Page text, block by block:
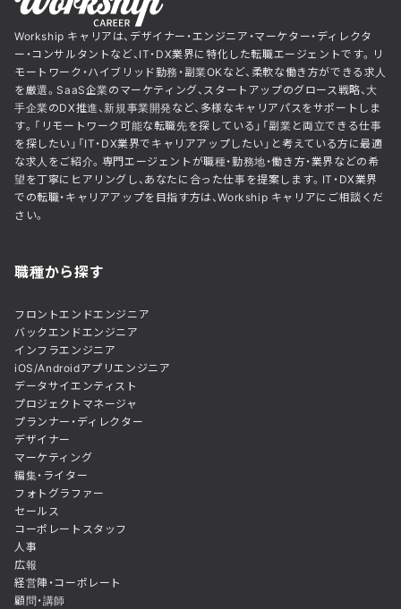
Workship キャリアは、デザイナー・エンジニア・マーケター・ディレクタ
ー・コンサルタントなど、IT・DX業界に特化した転職エージェントです。リ
モートワーク・ハイブリッド勤務・副業OKなど、柔軟な働き方ができる求人
を厳選。SaaS企業のマーケティング、スタートアップのグロース戦略、大
手企業のDX推進、新規事業開発など、多様なキャリアパスをサポートしま
す。「リモートワーク可能な転職先を探している」「副業と両立できる仕事
を探したい」「IT・DX業界でキャリアアップしたい」と考えている方に最適
な求人をご紹介。専門エージェントが職種・勤務地・働き方・業界などの希
望を丁寧にヒアリングし、あなたに合った仕事を提案します。IT・DX業界
での転職・キャリアアップを目指す方は、Workship キャリアにご相談くだ
さい。
職種から探す
フロントエンドエンジニア
バックエンドエンジニア
インフラエンジニア
iOS/Androidアプリエンジニア
データサイエンティスト
プロジェクトマネージャ
プランナー・ディレクター
デザイナー
マーケティング
編集・ライター
フォトグラファー
セールス
コーポレートスタッフ
人事
広報
経営陣・コーポレート
顧問・講師